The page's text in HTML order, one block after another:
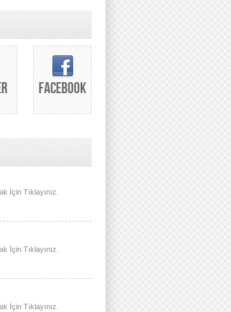
FACEBOOK
İçin Tıklayınız.
İçin Tıklayınız.
İçin Tıklayınız.